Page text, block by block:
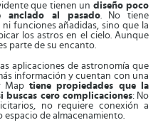
que tienen un diseño poco
anclado al pasado. No tiene
funciones añadidas, sino que la
los astros en el cielo. Aunque
parte de su encanto.
aplicaciones de astronomía que
información y cuentan con una
Map tiene propiedades que la
buscas cero complicaciones: No
no requiere conexión a
de almacenamiento.